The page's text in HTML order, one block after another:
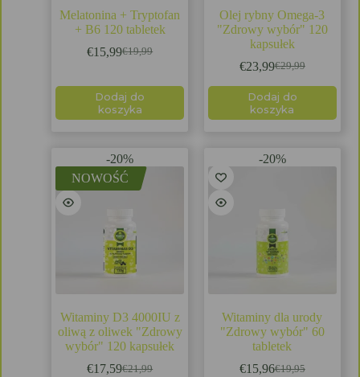
Melatonina + Tryptofan
+ B6 120 tabletek
€19,99
€15,99
Dodaj do
koszyka
Olej rybny Omega-3
"Zdrowy wybór" 120
kapsułek
€29,99
€23,99
Dodaj do
koszyka
-20%
NOWOŚĆ
Witaminy D3 4000IU z
oliwą z oliwek "Zdrowy
wybór" 120 kapsułek
€21,99
€17,59
-20%
Witaminy dla urody
"Zdrowy wybór" 60
tabletek
€19,95
€15,96